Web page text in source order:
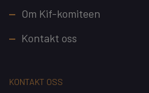
Footer
Om Kif-komiteen
Kontakt oss
KONTAKT OSS